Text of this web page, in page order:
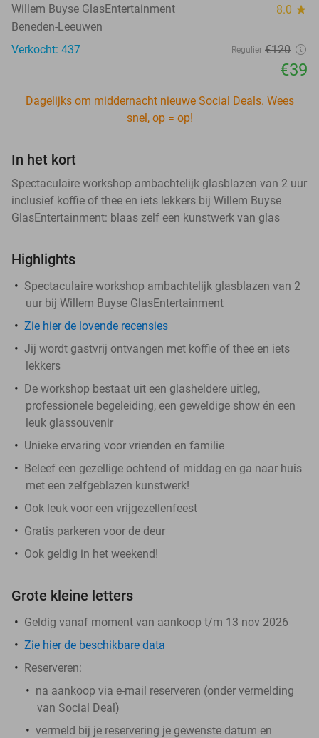
Willem Buyse GlasEntertainment 8.0 star
Beneden-Leeuwen
Verkocht: 437
Regulier €120
€39
Dagelijks om middernacht nieuwe Social Deals. Wees
snel, op = op!
In het kort
Spectaculaire workshop ambachtelijk glasblazen van 2 uur
inclusief koffie of thee en iets lekkers bij Willem Buyse
GlasEntertainment: blaas zelf een kunstwerk van glas
Highlights
Spectaculaire workshop ambachtelijk glasblazen van 2
uur bij Willem Buyse GlasEntertainment
Zie hier de lovende recensies
Jij wordt gastvrij ontvangen met koffie of thee en iets
lekkers
De workshop bestaat uit een glasheldere uitleg,
professionele begeleiding, een geweldige show én een
leuk glassouvenir
Unieke ervaring voor vrienden en familie
Beleef een gezellige ochtend of middag en ga naar huis
met een zelfgeblazen kunstwerk!
Ook leuk voor een vrijgezellenfeest
Gratis parkeren voor de deur
Ook geldig in het weekend!
Grote kleine letters
Geldig vanaf moment van aankoop t/m 13 nov 2026
Zie hier de beschikbare data
Reserveren:
na aankoop via e-mail reserveren (onder vermelding
van Social Deal)
vermeld bij je reservering je gewenste datum en